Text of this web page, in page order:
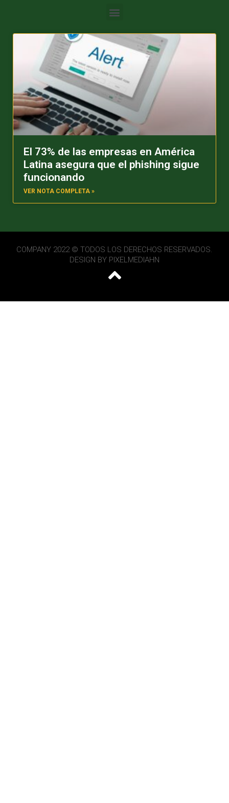
El 73% de las empresas en América
Latina asegura que el phishing sigue
funcionando
VER NOTA COMPLETA »
COMPANY 2022 © TODOS LOS DERECHOS RESERVADOS.
DESIGN BY PIXELMEDIAHN